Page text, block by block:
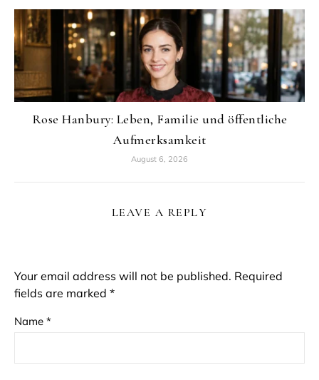
Rose Hanbury: Leben, Familie und öffentliche
Aufmerksamkeit
August 6, 2026
LEAVE A REPLY
Your email address will not be published. Required
fields are marked *
Name *